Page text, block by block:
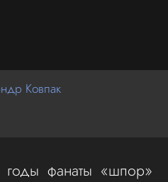
Ковпак
фанаты «шпор»